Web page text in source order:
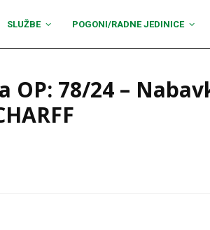
SLUŽBE POGONI/RADNE JEDINICE
78/24 –